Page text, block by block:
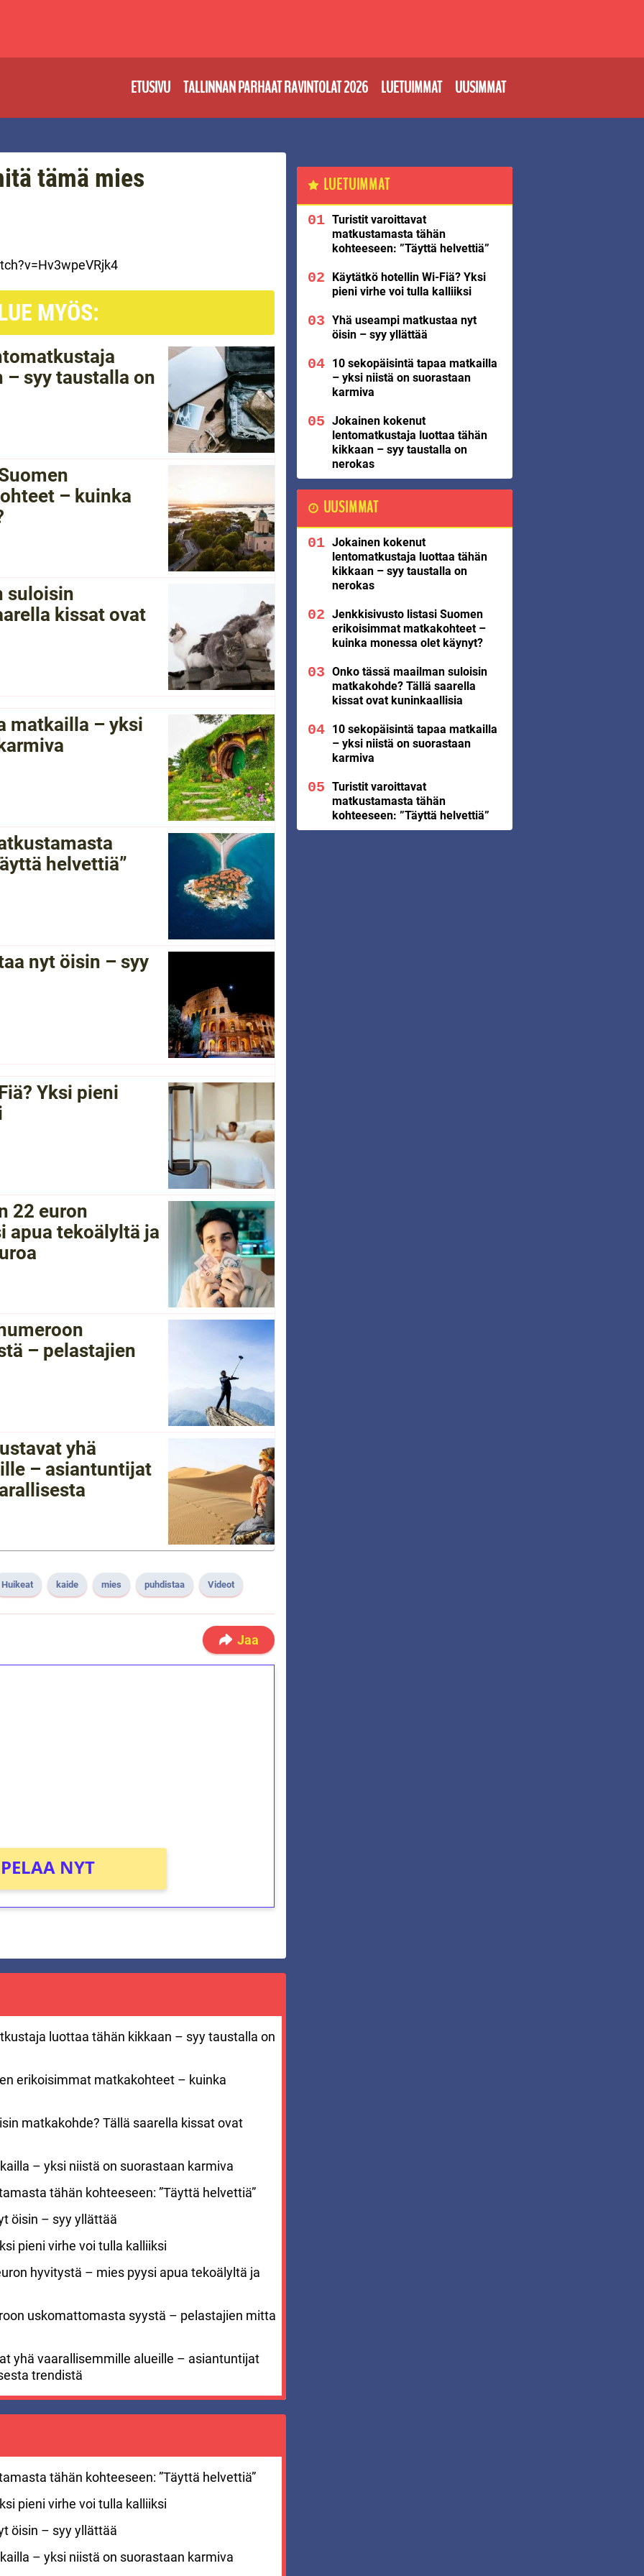
ETUSIVU TALLINNAN PARHAAT RAVINTOLAT 2026 LUETUIMMAT UUSIMMAT
tämä mies
MYÖS:
– syy taustalla on
– kuinka
suloisin
kissat ovat
matkailla – yksi
helvettiä”
nyt öisin – syy
Yksi pieni
22 euron
apua tekoälyltä ja
– pelastajien
yhä
– asiantuntijat
Huikeat kaide mies puhdistaa Videot
Jaa
PELAA NYT
luottaa tähän kikkaan – syy taustalla on
erikoisimmat matkakohteet – kuinka
matkakohde? Tällä saarella kissat ovat
– yksi niistä on suorastaan karmiva
tähän kohteeseen: ”Täyttä helvettiä”
öisin – syy yllättää
pieni virhe voi tulla kalliiksi
hyvitystä – mies pyysi apua tekoälyltä ja
uskomattomasta syystä – pelastajien mitta
yhä vaarallisemmille alueille – asiantuntijat
trendistä
tähän kohteeseen: ”Täyttä helvettiä”
pieni virhe voi tulla kalliiksi
öisin – syy yllättää
– yksi niistä on suorastaan karmiva
LUETUIMMAT
Turistit varoittavat
matkustamasta tähän
kohteeseen: ”Täyttä helvettiä”
Käytätkö hotellin Wi-Fiä? Yksi
pieni virhe voi tulla kalliiksi
Yhä useampi matkustaa nyt
öisin – syy yllättää
10 sekopäisintä tapaa matkailla
– yksi niistä on suorastaan
karmiva
Jokainen kokenut
lentomatkustaja luottaa tähän
kikkaan – syy taustalla on
nerokas
UUSIMMAT
Jokainen kokenut
lentomatkustaja luottaa tähän
kikkaan – syy taustalla on
nerokas
Jenkkisivusto listasi Suomen
erikoisimmat matkakohteet –
kuinka monessa olet käynyt?
Onko tässä maailman suloisin
matkakohde? Tällä saarella
kissat ovat kuninkaallisia
10 sekopäisintä tapaa matkailla
– yksi niistä on suorastaan
karmiva
Turistit varoittavat
matkustamasta tähän
kohteeseen: ”Täyttä helvettiä”